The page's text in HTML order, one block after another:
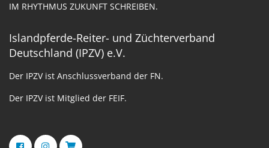
IM RHYTHMUS ZUKUNFT SCHREIBEN.
Islandpferde-Reiter- und Züchterverband
Deutschland (IPZV) e.V.
Der IPZV ist Anschlussverband der FN.
Der IPZV ist Mitglied der FEIF.